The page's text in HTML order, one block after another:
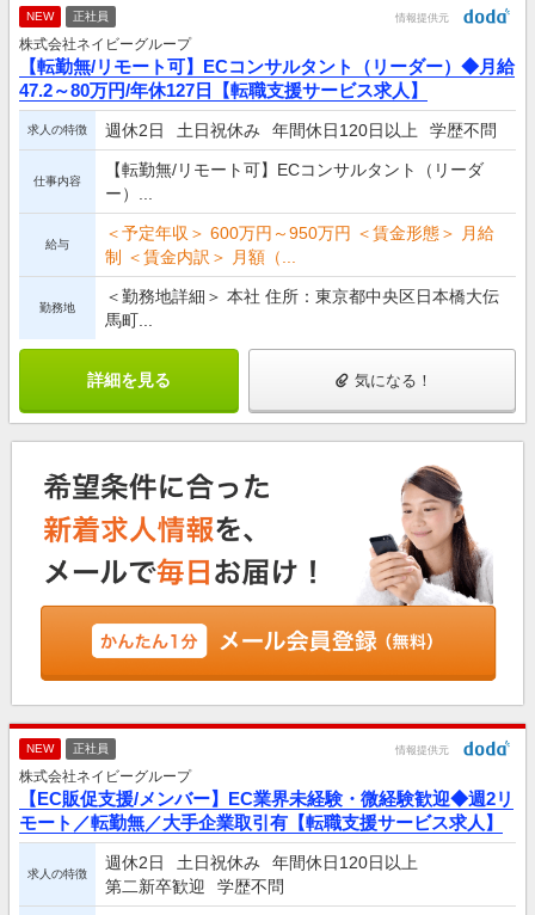
NEW 正社員 情報提供元
株式会社ネイビーグループ
【転勤無/リモート可】ECコンサルタント（リーダー）◆月給
47.2～80万円/年休127日【転職支援サービス求人】
求人の特徴 週休2日 土日祝休み 年間休日120日以上 学歴不問
仕事内容
【転勤無/リモート可】ECコンサルタント（リーダ
ー）...
給与
＜予定年収＞ 600万円～950万円 ＜賃金形態＞ 月給
制 ＜賃金内訳＞ 月額（...
勤務地
＜勤務地詳細＞ 本社 住所：東京都中央区日本橋大伝
馬町...
詳細を見る 気になる！
NEW 正社員 情報提供元
株式会社ネイビーグループ
【EC販促支援/メンバー】EC業界未経験・微経験歓迎◆週2リ
モート／転勤無／大手企業取引有【転職支援サービス求人】
求人の特徴
週休2日 土日祝休み
年間休日120日以上
第二新卒歓迎
学歴不問